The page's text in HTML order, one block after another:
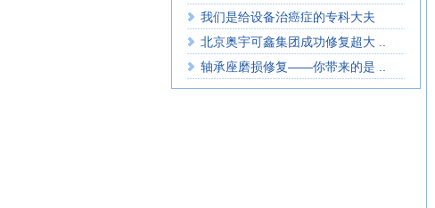
我们是给设备治癌症的专科大夫
北京奥宇可鑫集团成功修复超大 ..
轴承座磨损修复——你带来的是 ..